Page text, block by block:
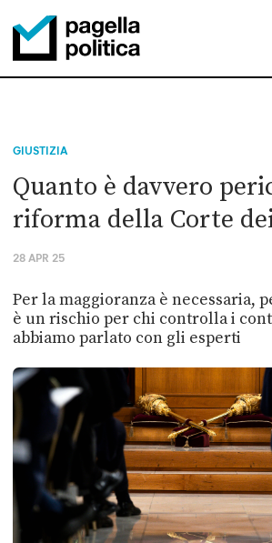
Pagella Politica Logo
GIUSTIZIA
Quanto è davvero
riforma della Corte
28 APR 25
Per la maggioranza è necessaria,
è un rischio per chi controlla i
abbiamo parlato con gli esperti